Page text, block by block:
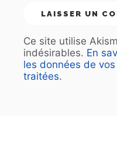
Ce site utilise
indésirables. En
les données de
traitées.